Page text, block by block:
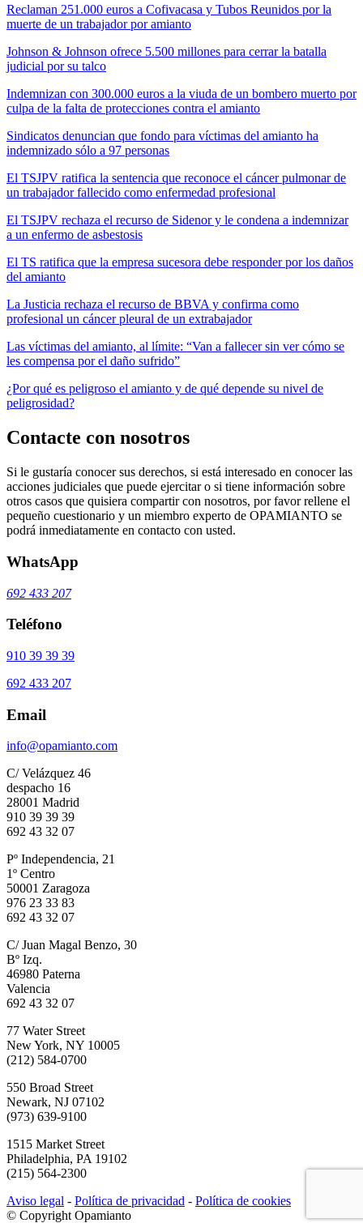
Reclaman 251.000 euros a Cofivacasa y Tubos Reunidos por la
muerte de un trabajador por amianto
Johnson & Johnson ofrece 5.500 millones para cerrar la batalla
judicial por su talco
Indemnizan con 300.000 euros a la viuda de un bombero muerto por
culpa de la falta de protecciones contra el amianto
Sindicatos denuncian que fondo para víctimas del amianto ha
indemnizado sólo a 97 personas
El TSJPV ratifica la sentencia que reconoce el cáncer pulmonar de
un trabajador fallecido como enfermedad profesional
El TSJPV rechaza el recurso de Sidenor y le condena a indemnizar
a un enfermo de asbestosis
El TS ratifica que la empresa sucesora debe responder por los daños
del amianto
La Justicia rechaza el recurso de BBVA y confirma como
profesional un cáncer pleural de un extrabajador
Las víctimas del amianto, al límite: “Van a fallecer sin ver cómo se
les compensa por el daño sufrido”
¿Por qué es peligroso el amianto y de qué depende su nivel de
peligrosidad?
Contacte con nosotros
Si le gustaría conocer sus derechos, si está interesado en conocer las
acciones judiciales que puede ejercitar o si tiene información sobre
otros casos que quisiera compartir con nosotros, por favor rellene el
pequeño cuestionario y un miembro experto de OPAMIANTO se
podrá inmediatamente en contacto con usted.
WhatsApp
692 433 207
Teléfono
910 39 39 39
692 433 207
Email
info@opamianto.com
C/ Velázquez 46
despacho 16
28001 Madrid
910 39 39 39
692 43 32 07
Pº Independencia, 21
1º Centro
50001 Zaragoza
976 23 33 83
692 43 32 07
C/ Juan Magal Benzo, 30
Bº Izq.
46980 Paterna
Valencia
692 43 32 07
77 Water Street
New York, NY 10005
(212) 584-0700
550 Broad Street
Newark, NJ 07102
(973) 639-9100
1515 Market Street
Philadelphia, PA 19102
(215) 564-2300
Aviso legal - Política de privacidad - Política de cookies
© Copyright Opamianto